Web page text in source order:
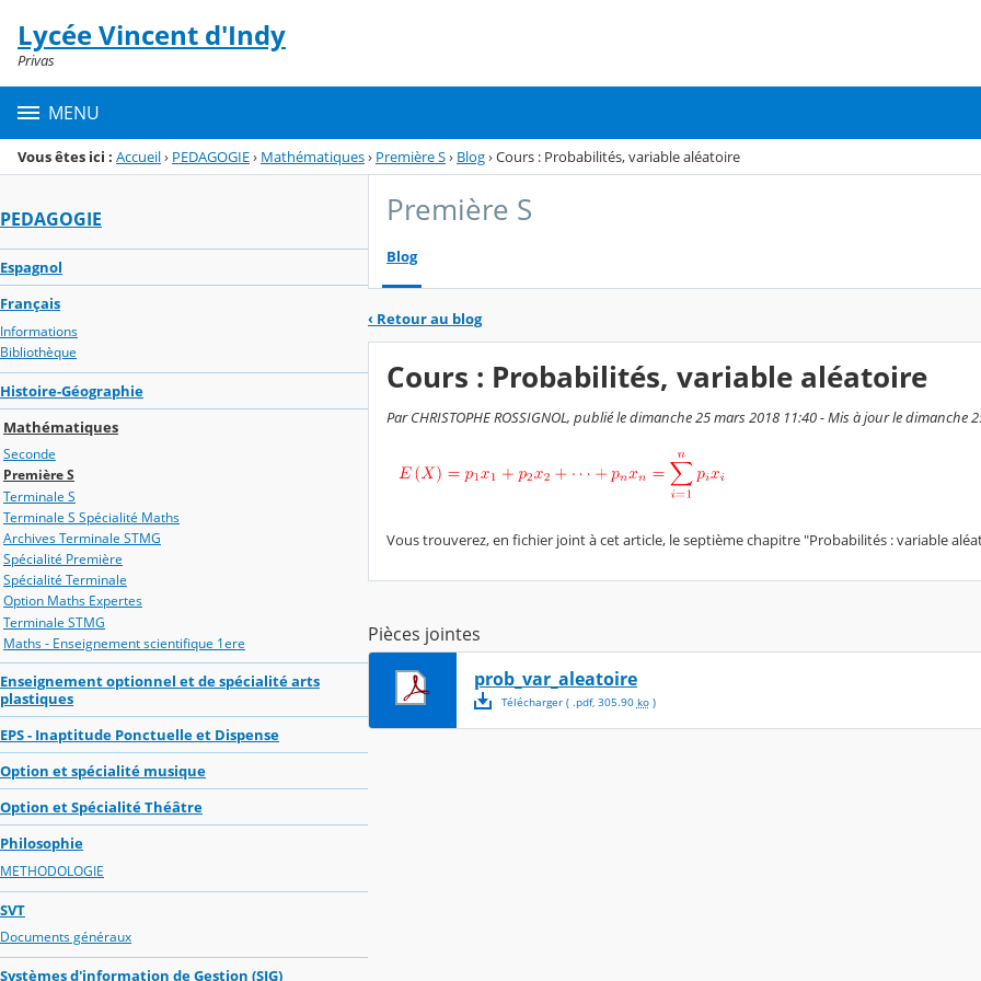
Menu de la rubrique
Contenu
Lycée Vincent d'Indy
Privas
MENU
Vous êtes ici : Accueil› PEDAGOGIE› Mathématiques› Première S› Blog›Cours : Probabilités, variable aléatoire
PEDAGOGIE
Espagnol
Français
Informations
Bibliothèque
Histoire-Géographie
Mathématiques
Seconde
Première S
Terminale S
Terminale S Spécialité Maths
Archives Terminale STMG
Spécialité Première
Spécialité Terminale
Option Maths Expertes
Terminale STMG
Maths - Enseignement scientifique 1ere
Enseignement optionnel et de spécialité arts
plastiques
EPS - Inaptitude Ponctuelle et Dispense
Option et spécialité musique
Option et Spécialité Théâtre
Philosophie
METHODOLOGIE
SVT
Documents généraux
Systèmes d'information de Gestion (SIG)
Première S
Blog
‹ Retour au blog
Cours : Probabilités, variable aléatoire
Par CHRISTOPHE ROSSIGNOL, publié le dimanche 25 mars 2018 11:40 - Mis à jour le dimanche
Vous trouverez, en fichier joint à cet article, le septième chapitre "Probabilités : variable
Pièces jointes
prob_var_aleatoire
Télécharger( .pdf, 305.90 ko)